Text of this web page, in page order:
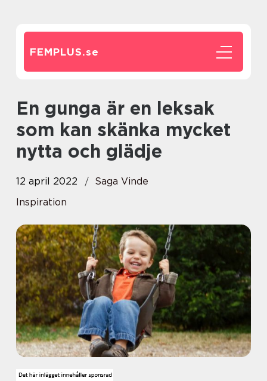
FEMPLUS.se
En gunga är en leksak
som kan skänka mycket
nytta och glädje
12 april 2022
Saga Vinde
Inspiration